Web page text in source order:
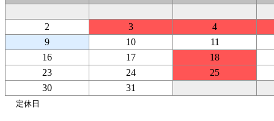
2 3
4
9
10
11
16
17
18
23
24
25
30
31
定休日